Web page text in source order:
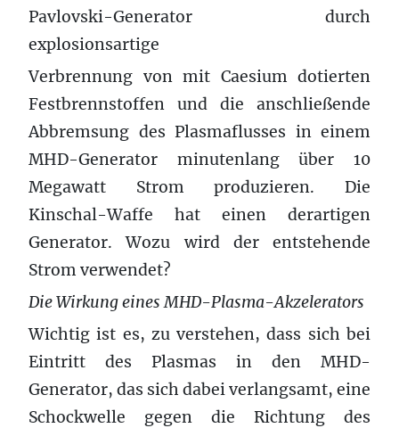
Pavlovski-Generator durch
explosionsartige
Verbrennung von mit Caesium dotierten
Festbrennstoffen und die anschließende
Abbremsung des Plasmaflusses in einem
MHD-Generator minutenlang über 10
Megawatt Strom produzieren. Die
Kinschal-Waffe hat einen derartigen
Generator. Wozu wird der entstehende
Strom verwendet?
Die Wirkung eines MHD-Plasma-Akzelerators
Wichtig ist es, zu verstehen, dass sich bei
Eintritt des Plasmas in den MHD-
Generator, das sich dabei verlangsamt, eine
Schockwelle gegen die Richtung des